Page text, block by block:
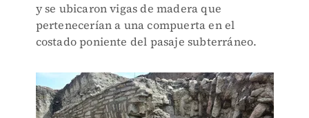
y se ubicaron vigas de madera que
pertenecerían a una compuerta en el
costado poniente del pasaje subterráneo.